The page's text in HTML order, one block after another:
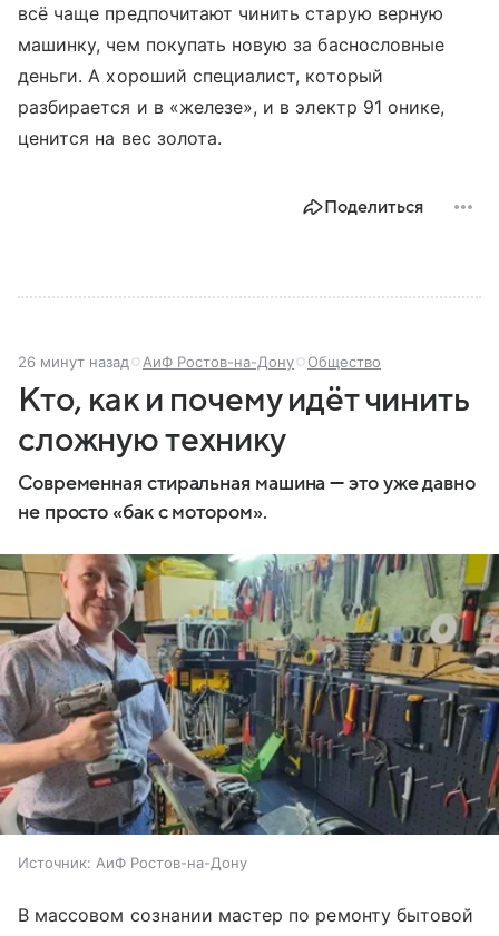
всё чаще предпочитают чинить старую верную
машинку, чем покупать новую за баснословные
деньги. А хороший спе­циа­лис­т, который
разбирается и в «железе», и в электр 91 онике,
ценится на вес золота.
Поделиться
26 минут назад АиФ Ростов-на-Дону Общество
Кто, как и почему идёт чинить
сложную технику
Современная стиральная машина — это уже давно
не прос­то «бак с мотором».
Источник: АиФ Ростов-на-Дону
В массовом сознании мастер по ремонту бытовой